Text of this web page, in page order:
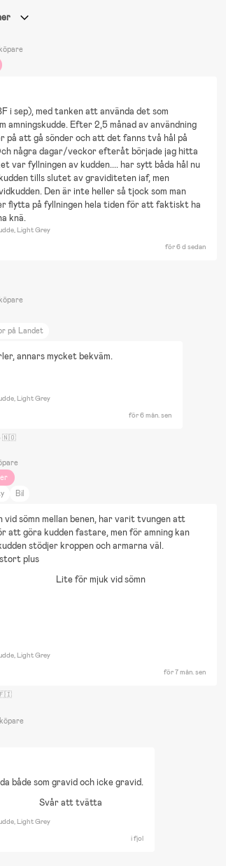
i sep), med tanken att använda det som
amningskudde. Efter 2,5 månad av användning
på att gå sönder och att det fanns två hål på
några dagar/veckor efteråt började jag hitta
var fyllningen av kudden.... har sytt båda hål nu
tills slutet av graviditeten iaf, men
Den är inte heller så tjock som man
flytta på fyllningen hela tiden för att faktiskt ha
knä.
Light Grey
för 6 d sedan
på Landet
annars mycket bekväm.
Light Grey
för 6 mån. sen
🇳🇴
Bil
sömn mellan benen, har varit tvungen att
att göra kudden fastare, men för amning kan
stödjer kroppen och armarna väl.
plus
Lite för mjuk vid sömn
Light Grey
för 7 mån. sen
🇫🇮
både som gravid och icke gravid.
Svår att tvätta
Light Grey
i fjol